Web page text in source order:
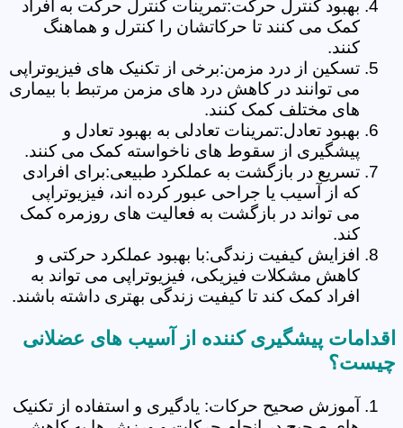
بهبود کنترل حرکت:تمرینات کنترل حرکت به افراد
کمک می کنند تا حرکاتشان را کنترل و هماهنگ
کنند.
تسکین از درد مزمن:برخی از تکنیک های فیزیوتراپی
می توانند در کاهش درد های مزمن مرتبط با بیماری
های مختلف کمک کنند.
بهبود تعادل:تمرینات تعادلی به بهبود تعادل و
پیشگیری از سقوط های ناخواسته کمک می کنند.
تسریع در بازگشت به عملکرد طبیعی:برای افرادی
که از آسیب یا جراحی عبور کرده اند، فیزیوتراپی
می تواند در بازگشت به فعالیت های روزمره کمک
کند.
افزایش کیفیت زندگی:با بهبود عملکرد حرکتی و
کاهش مشکلات فیزیکی، فیزیوتراپی می تواند به
افراد کمک کند تا کیفیت زندگی بهتری داشته باشند.
اقدامات پیشگیری کننده از آسیب های عضلانی
چیست؟
آموزش صحیح حرکات: یادگیری و استفاده از تکنیک